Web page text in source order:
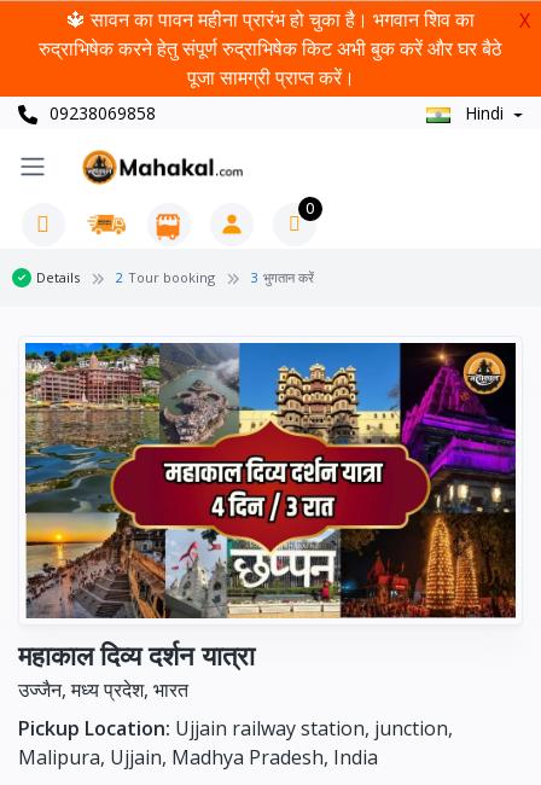
🔱 सावन का पावन महीना प्रारंभ हो चुका है। भगवान शिव का
रुद्राभिषेक करने हेतु संपूर्ण रुद्राभिषेक किट अभी बुक करें और घर बैठे
पूजा सामग्री प्राप्त करें।
X
09238069858 Hindi
0
Details 2 Tour booking 3 भुगतान करें
महाकाल दिव्य दर्शन यात्रा
उज्जैन, मध्य प्रदेश, भारत
Pickup Location: Ujjain railway station, junction,
Malipura, Ujjain, Madhya Pradesh, India